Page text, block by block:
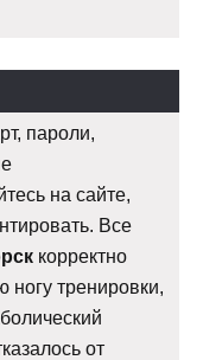
пароли,
на сайте,
Все
корректно
тренировки,
от